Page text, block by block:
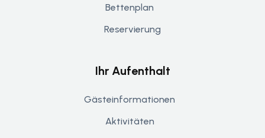
Bettenplan
Reservierung
Ihr Aufenthalt
Gästeinformationen
Aktivitäten